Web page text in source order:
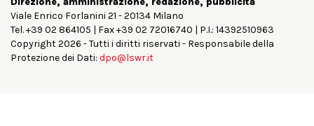
Viale Enrico Forlanini 21 - 20134 Milano
Tel. +39 02 864105 | Fax +39 02 72016740 | P.I.: 14392510963
Copyright 2026 - Tutti i diritti riservati - Responsabile della
Protezione dei Dati: dpo@lswr.it